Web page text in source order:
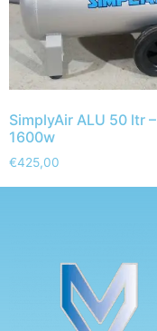
SimplyAir ALU 50 ltr –
1600w
€425,00